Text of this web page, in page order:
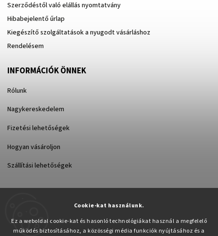
Cookie-kat használunk.
Ez a weboldal cookie-kat és hasonló technológiákat használ a megfelelő
működés biztosításához, a közösségi média funkciók nyújtásához és a
Szerződéstől való elállás nyomtatvány
Hibabejelentő űrlap
Kiegészítő szolgáltatások a nyugodt vásárláshoz
Rendelésem
INFORMÁCIÓK ÖNNEK
Rólunk
Nagykereskedelem
Fizetési lehetőségek
Hogyan vásároljon
Szállítási lehetőségek